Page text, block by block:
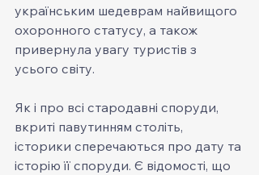
українським шедеврам найвищого
охоронного статусу, а також
привернула увагу туристів з
усього світу.
Як і про всі стародавні споруди,
вкриті павутинням століть,
історики сперечаються про дату та
історію її споруди. Є відомості, що